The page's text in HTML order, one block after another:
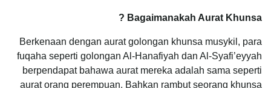
Bagaimanakah Aurat Khunsa ?
Berkenaan dengan aurat golongan khunsa musykil, para
fuqaha seperti golongan Al-Hanafiyah dan Al-Syafi’eyyah
berpendapat bahawa aurat mereka adalah sama seperti
aurat orang perempuan. Bahkan rambut seorang khunsa